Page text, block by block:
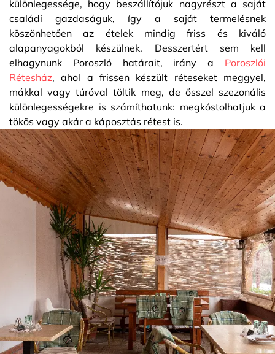
különlegessége, hogy beszállítójuk nagyrészt a saját
családi gazdaságuk, így a saját termelésnek
köszönhetően az ételek mindig friss és kiváló
alapanyagokból készülnek. Desszertért sem kell
elhagynunk Poroszló határait, irány a Poroszlói
Rétesház, ahol a frissen készült réteseket meggyel,
mákkal vagy túróval töltik meg, de ősszel szezonális
különlegességekre is számíthatunk: megkóstolhatjuk a
tökös vagy akár a káposztás rétest is.